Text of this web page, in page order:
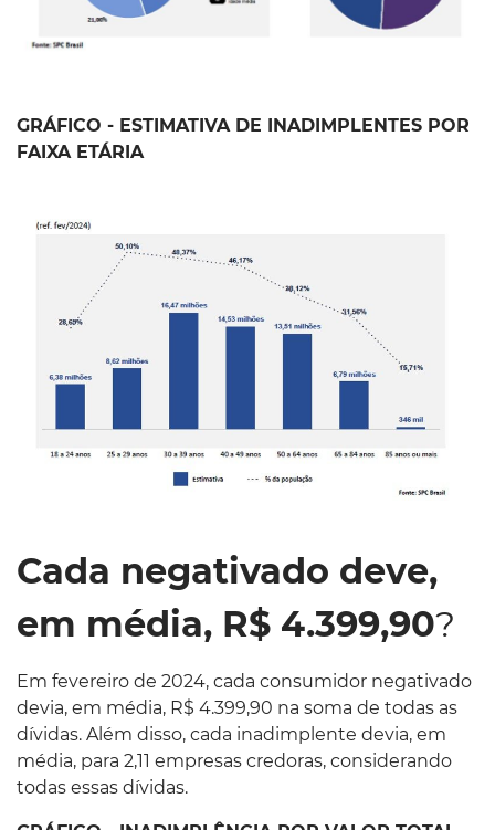
GRÁFICO - ESTIMATIVA DE INADIMPLENTES POR
FAIXA ETÁRIA
Cada negativado deve,
em média, R$ 4.399,90?
Em fevereiro de 2024, cada consumidor negativado
devia, em média, R$ 4.399,90 na soma de todas as
dívidas. Além disso, cada inadimplente devia, em
média, para 2,11 empresas credoras, considerando
todas essas dívidas.